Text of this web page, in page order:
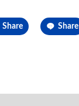
Share Share